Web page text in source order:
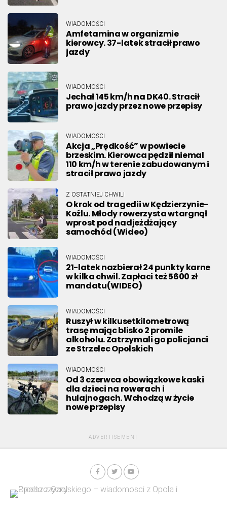
WIADOMOŚCI
Amfetamina w organizmie
kierowcy. 37-latek stracił prawo
jazdy
WIADOMOŚCI
Jechał 145 km/h na DK40. Stracił
prawo jazdy przez nowe przepisy
WIADOMOŚCI
Akcja „Prędkość” w powiecie
brzeskim. Kierowca pędził niemal
110 km/h w terenie zabudowanym i
stracił prawo jazdy
Z OSTATNIEJ CHWILI
O krok od tragedii w Kędzierzynie-
Koźlu. Młody rowerzysta wtargnął
wprost pod nadjeżdżający
samochód (Wideo)
WIADOMOŚCI
21-latek nazbierał 24 punkty karne
w kilka chwil. Zapłaci też 5600 zł
mandatu(WIDEO)
WIADOMOŚCI
Ruszył w kilkusetkilometrową
trasę mając blisko 2 promile
alkoholu. Zatrzymali go policjanci
ze Strzelec Opolskich
WIADOMOŚCI
Od 3 czerwca obowiązkowe kaski
dla dzieci na rowerach i
hulajnogach. Wchodzą w życie
nowe przepisy
ADVERTISEMENT